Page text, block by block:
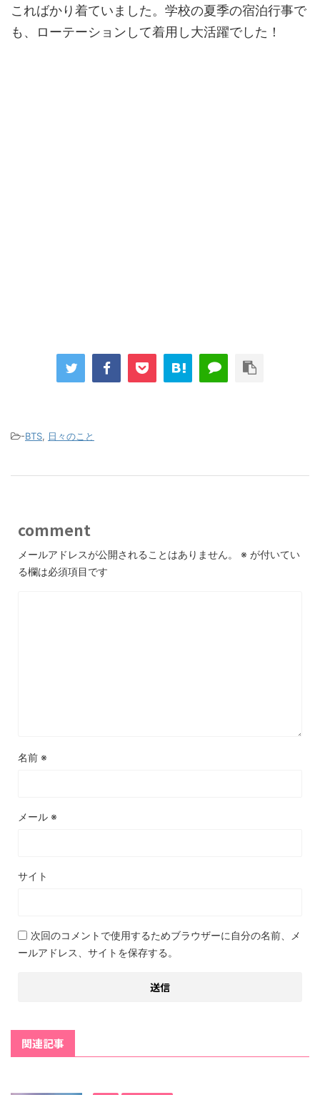
こればかり着ていました。学校の夏季の宿泊行事で
も、ローテーションして着用し大活躍でした！
-BTS, 日々のこと
comment
メールアドレスが公開されることはありません。 ※ が付いてい
る欄は必須項目です
名前 ※
メール ※
サイト
次回のコメントで使用するためブラウザーに自分の名前、メ
ールアドレス、サイトを保存する。
関連記事